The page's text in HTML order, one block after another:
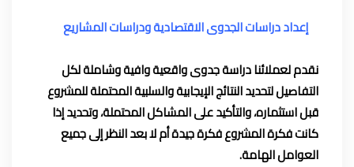
إعداد دراسات الجدوى الاقتصادية ودراسات المشاريع
نقدم لعملائنا دراسة جدوى واقعية وافية وشاملة لكل
التفاصيل لتحديد النتائج الإيجابية والسلبية المحتملة للمشروع
قبل استثماره، والتأكيد على المشاكل المحتملة، وتحديد إذا
كانتفكرة المشروعفكرة جيدة أم لا بعد النظر إلى جميع
العوامل الهامة.